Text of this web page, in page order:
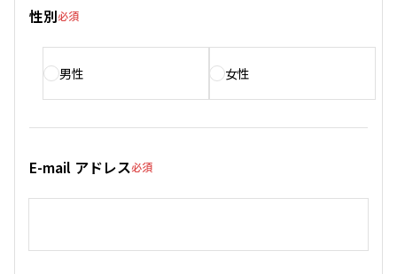
性別必須
男性 女性
E-mail アドレス必須